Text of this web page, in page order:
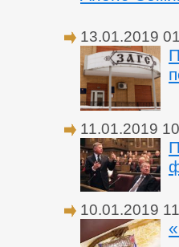
13.01.2019
11.01.2019
10.01.2019